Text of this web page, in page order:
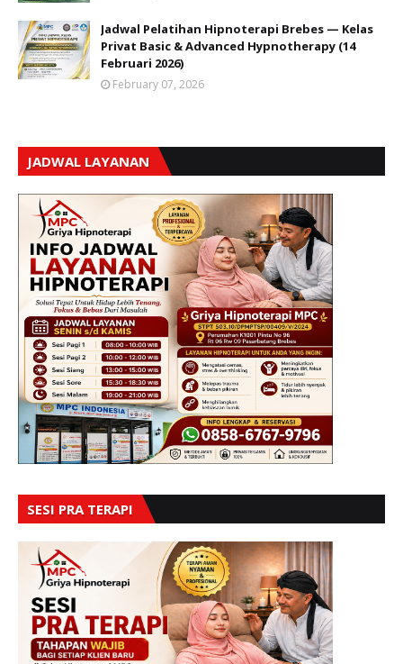
Jadwal Pelatihan Hipnoterapi Brebes — Kelas
Privat Basic & Advanced Hypnotherapy (14
Februari 2026)
February 07, 2026
JADWAL LAYANAN
SESI PRA TERAPI